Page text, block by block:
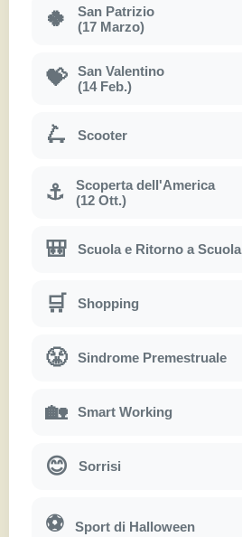
🍀
San Patrizio
(17 Marzo)
💝
San Valentino
(14 Feb.)
🛴 Scooter
⚓
Scoperta dell'America
(12 Ott.)
🎒 Scuola e Ritorno a Scuola
🛒 Shopping
😤 Sindrome Premestruale
🏡 Smart Working
😊 Sorrisi
⚽ Sport di Halloween